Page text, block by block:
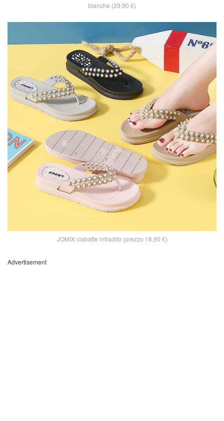
bianche (29,90 €)
JOMIX ciabatte infradito (prezzo 18,95 €)
Advertisement